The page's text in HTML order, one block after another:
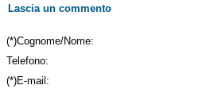
Lascia un commento
(*)Cognome/Nome:
Telefono:
(*)E-mail: